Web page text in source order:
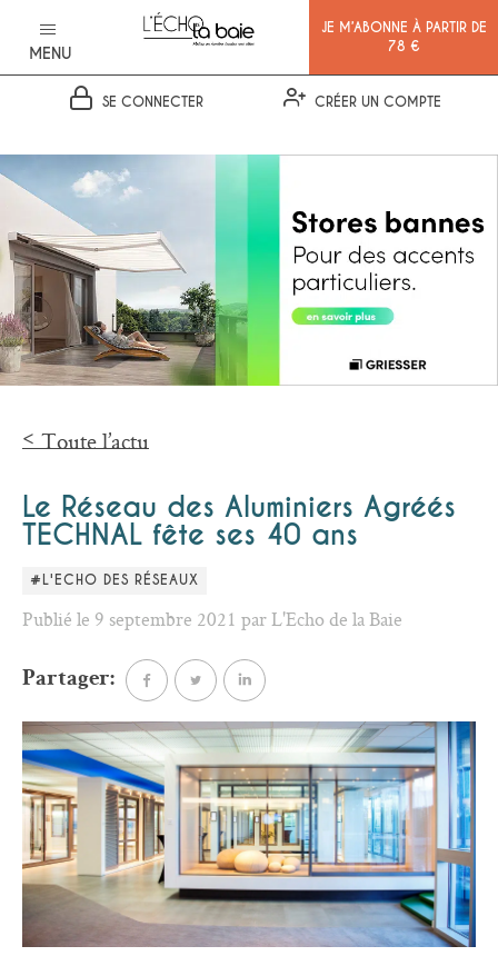
MENU
JE M’ABONNE À PARTIR DE
78 €
SE CONNECTER CRÉER UN COMPTE
Toute l’actu
Le Réseau des Aluminiers Agréés
TECHNAL fête ses 40 ans
#L'ECHO DES RÉSEAUX
Publié le 9 septembre 2021 par L'Echo de la Baie
Partager: